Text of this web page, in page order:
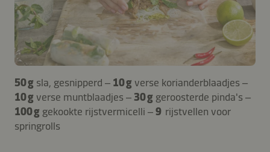
50 g sla, gesnipperd – 10 g verse korianderblaadjes –
10 g verse muntblaadjes – 30 g geroosterde pinda's –
100 g gekookte rijstvermicelli –9 rijstvellen voor
springrolls